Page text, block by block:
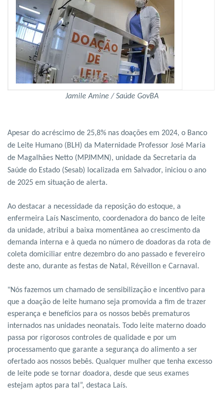
Jamile Amine / Saúde GovBA
Apesar do acréscimo de 25,8% nas doações em 2024, o Banco
de Leite Humano (BLH) da Maternidade Professor José Maria
de Magalhães Netto (MPJMMN), unidade da Secretaria da
Saúde do Estado (Sesab) localizada em Salvador, iniciou o ano
de 2025 em situação de alerta.
Ao destacar a necessidade da reposição do estoque, a
enfermeira Laís Nascimento, coordenadora do banco de leite
da unidade, atribui a baixa momentânea ao crescimento da
demanda interna e à queda no número de doadoras da rota de
coleta domiciliar entre dezembro do ano passado e fevereiro
deste ano, durante as festas de Natal, Réveillon e Carnaval.
"Nós fazemos um chamado de sensibilização e incentivo para
que a doação de leite humano seja promovida a fim de trazer
esperança e benefícios para os nossos bebês prematuros
internados nas unidades neonatais. Todo leite materno doado
passa por rigorosos controles de qualidade e por um
processamento que garante a segurança do alimento a ser
ofertado aos nossos bebês. Qualquer mulher que tenha excesso
de leite pode se tornar doadora, desde que seus exames
estejam aptos para tal”, destaca Laís.